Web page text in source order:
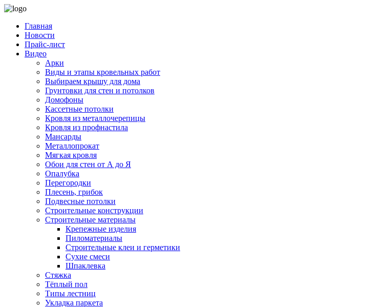
Главная
Новости
Прайс-лист
Видео
Арки
Виды и этапы кровельных работ
Выбираем крышу для дома
Грунтовки для стен и потолков
Домофоны
Кассетные потолки
Кровля из металлочерепицы
Кровля из профнастила
Мансарды
Металлопрокат
Мягкая кровля
Обои для стен от А до Я
Опалубка
Перегородки
Плесень, грибок
Подвесные потолки
Строительные конструкции
Строительные материалы
Крепежные изделия
Пиломатериалы
Строительные клеи и герметики
Сухие смеси
Шпаклевка
Стяжка
Тёплый пол
Типы лестниц
Укладка паркета